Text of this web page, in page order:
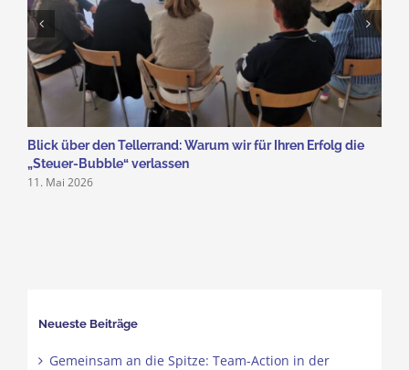
Blick über den Tellerrand: Warum wir für Ihren Erfolg die
„Steuer-Bubble“ verlassen
11. Mai 2026
Neueste Beiträge
Gemeinsam an die Spitze: Team-Action in der